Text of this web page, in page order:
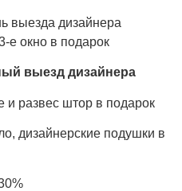
выезда дизайнера
е окно в подарок
выезд дизайнера
и развес штор в подарок
дизайнерские подушки в